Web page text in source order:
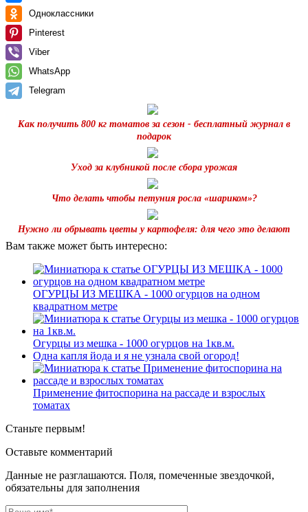
Одноклассники
Pinterest
Viber
WhatsApp
Telegram
Как получить 800 кг томатов за сезон - бесплатный журнал в
подарок
Уход за клубникой после сбора урожая
Что делать чтобы петуния росла «шариком»?
Нужно ли обрывать цветы у картофеля: для чего это делают
Вам также может быть интересно:
ОГУРЦЫ ИЗ МЕШКА - 1000 огурцов на одном
квадратном метре
Огурцы из мешка - 1000 огурцов на 1кв.м.
Одна капля йода и я не узнала свой огород!
Применение фитоспорина на рассаде и взрослых
томатах
Станьте первым!
Оставьте комментарий
Данные не разглашаются. Поля, помеченные звездочкой,
обязательны для заполнения